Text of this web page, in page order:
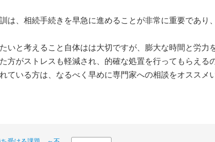
は、相続手続きを早急に進めることが非常に重要であり
と考えること自体はは大切ですが、膨大な時間と労力
がストレスも軽減され、的確な処置を行ってもらえるの
いる方は、なるべく早めに専門家への相談をオススメ